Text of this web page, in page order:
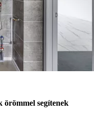
örömmel segítenek